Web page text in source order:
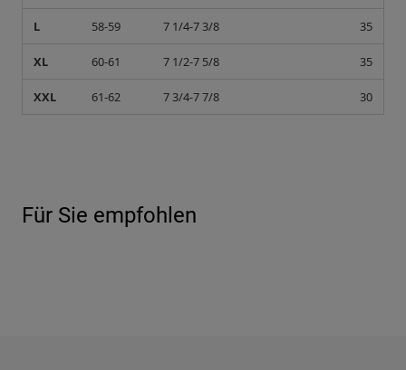
L 58-59 7 1/4-7 3/8 35
XL 60-61 7 1/2-7 5/8 35
XXL 61-62 7 3/4-7 7/8 30
Für Sie empfohlen